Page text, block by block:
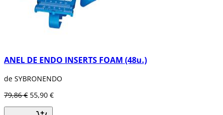
ANEL DE ENDO INSERTS FOAM (48u.)
de SYBRONENDO
79,86 € 55,90 €